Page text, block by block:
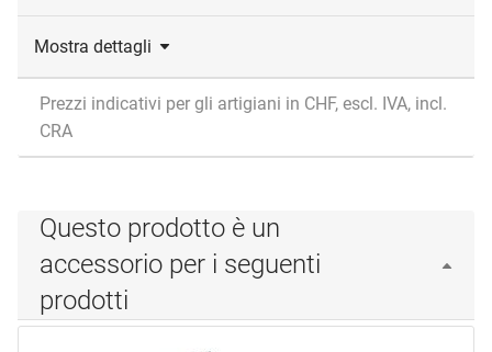
Mostra dettagli
Prezzi indicativi per gli artigiani in CHF, escl. IVA, incl.
CRA
Questo prodotto è un
accessorio per i seguenti
prodotti